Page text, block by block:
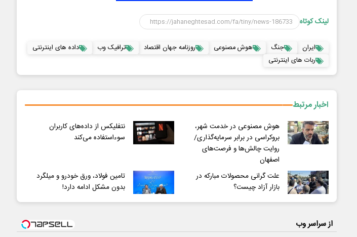
لینک کوتاه
ایران جنگ هوش مصنوعی روزنامه جهان اقتصاد ترافیک وب
داده های اینترنتی
ربات های اینترنتی
اخبار مرتبط
هوش مصنوعی در خدمت شهر،
بروکراسی در برابر سرمایه‌گذاری/
روایت چالش‌ها و فرصت‌های
اصفهان
نتفلیکس از داده‌های کاربران
سوءاستفاده می‌کند
علت گرانی محصولات مبارکه در
بازار آزاد چیست؟
تامین فولاد، ورق خودرو و میلگرد
بدون مشکل ادامه دارد!
از سراسر وب